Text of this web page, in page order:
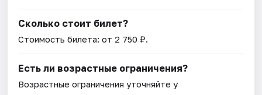
Сколько стоит билет?
Стоимость билета: от 2 750 ₽.
Есть ли возрастные ограничения?
Возрастные ограничения уточняйте у